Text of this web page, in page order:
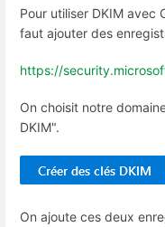
Pour utiliser DKIM avec
faut ajouter des
https://
On choisit notre
DKIM".
On ajoute ces deux